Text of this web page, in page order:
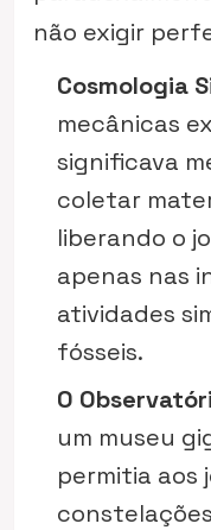
não exigir
Cosmologia
mecânicas
significava
coletar
liberando o
apenas nas
atividades
fósseis.
O
um museu
permitia aos